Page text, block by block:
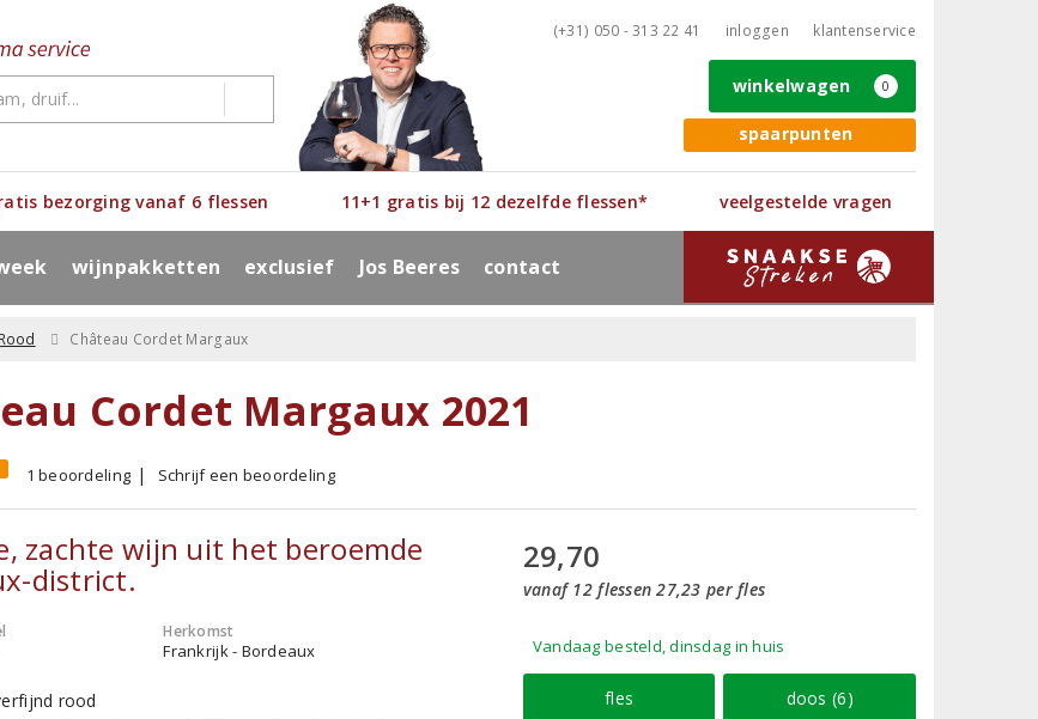
(+31) 050 - 313 22 41 inloggen klantenservice
spaarpunten
winkelwagen 0
bezorging vanaf 6 flessen 11+1 gratis bij 12 dezelfde flessen* veelgestelde vragen
wijnpakketten exclusief Jos Beeres contact
Rood Château Cordet Margaux
Cordet Margaux 2021
1 beoordeling Schrijf een beoordeling
zachte wijn uit het beroemde
district.
Herkomst
Frankrijk - Bordeaux
rood
29,70
vanaf 12 flessen 27,23 per fles
Vandaag besteld, dinsdag in huis
fles doos (6)